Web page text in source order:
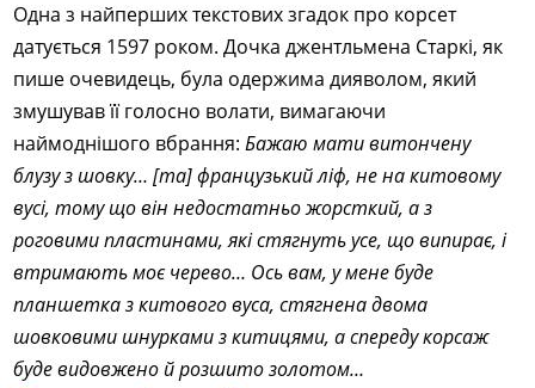
Одна з найперших текстових згадок про корсет
датується 1597 роком. Дочка джентльмена Старкі, як
пише очевидець, була одержима дияволом, який
змушував її голосно волати, вимагаючи
наймоднішого вбрання:Бажаю мати витончену
блузу з шовку… [та] французький ліф, не на китовому
вусі, тому що він недостатньо жорсткий, а з
роговими пластинами, які стягнуть усе, що випирає, і
втримають моє черево… Ось вам, у мене буде
планшетка з китового вуса, стягнена двома
шовковими шнурками з китицями, а спереду корсаж
буде видовжено й розшито золотом…